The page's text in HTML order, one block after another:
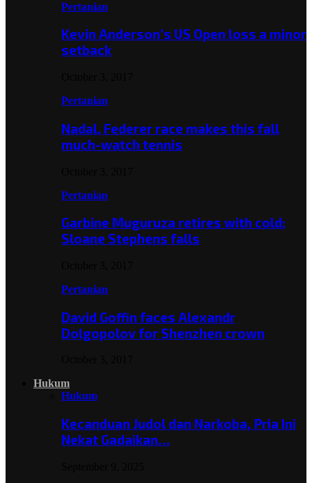
Pertanian
Kevin Anderson’s US Open loss a minor
setback
Pertanian
Nadal, Federer race makes this fall
much-watch tennis
Pertanian
Garbine Muguruza retires with cold;
Sloane Stephens falls
Pertanian
David Goffin faces Alexandr
Dolgopolov for Shenzhen crown
Hukum
Hukum
Kecanduan Judol dan Narkoba, Pria Ini
Nekat Gadaikan…